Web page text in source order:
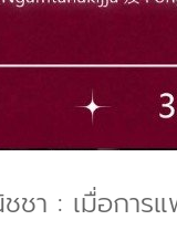
า : เมื่อการ